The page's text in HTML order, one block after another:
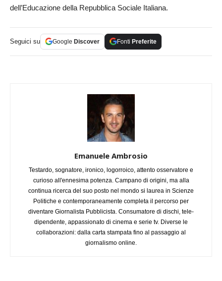
dell’Educazione della Repubblica Sociale Italiana.
Seguici su Google Discover Fonti Preferite
Emanuele Ambrosio
Testardo, sognatore, ironico, logorroico, attento osservatore e
curioso all'ennesima potenza. Campano di origini, ma alla
continua ricerca del suo posto nel mondo si laurea in Scienze
Politiche e contemporaneamente completa il percorso per
diventare Giornalista Pubblicista. Consumatore di dischi, tele-
dipendente, appassionato di cinema e serie tv. Diverse le
collaborazioni: dalla carta stampata fino al passaggio al
giornalismo online.